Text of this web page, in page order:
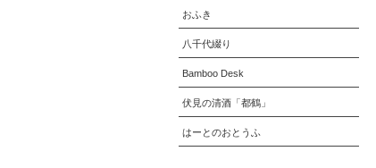
おふき
八千代綴り
Bamboo Desk
伏見の清酒「都鶴」
はーとのおとうふ